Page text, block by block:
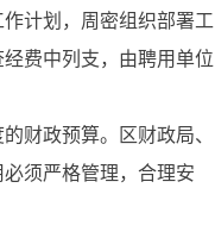
计划，周密组织部署工
费中列支，由聘用单位
财政预算。区财政局、
须严格管理，合理安